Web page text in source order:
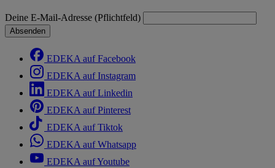
Deine E-Mail-Adresse (Pflichtfeld)
Absenden
EDEKA auf Facebook
EDEKA auf Instagram
EDEKA auf Linkedin
EDEKA auf Pinterest
EDEKA auf Tiktok
EDEKA auf Whatsapp
EDEKA auf Youtube